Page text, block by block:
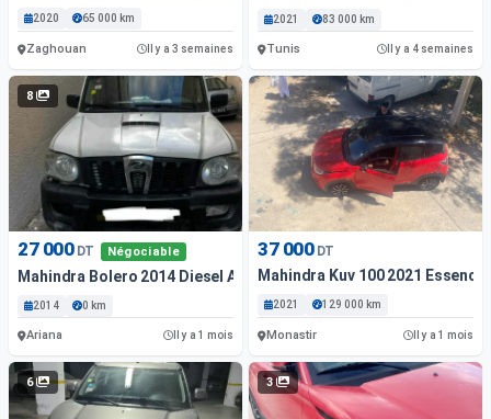
2020 65 000 km
Zaghouan Il y a 3 semaines
2021 83 000 km
Tunis Il y a 4 semaines
8
27 000 DT Négociable
Mahindra Bolero 2014 Diesel Ariana
2014 0 km
Ariana Il y a 1 mois
37 000 DT
Mahindra Kuv 100 2021
2021 129 000 km
Monastir Il y a 1 mois
6 3